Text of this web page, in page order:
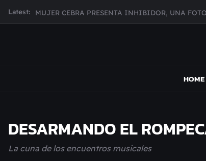
Latest:
MUJER CEBRA PRESENTA INHIBIDOR, UNA
JULIANA GATTAS PRESENTA "SOY ASÍ"
Broke Carrey se prepara para salir de gira en HIJO
HOME
DESARMANDO EL
La cuna de los encuentros musicales